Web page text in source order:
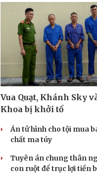
Vua Quạt, Khánh Sky
Khoa bị khởi tố
Án tử hình cho tội mua
chất ma túy
Tuyên án chung thân
con ruột để trục lợi tiền